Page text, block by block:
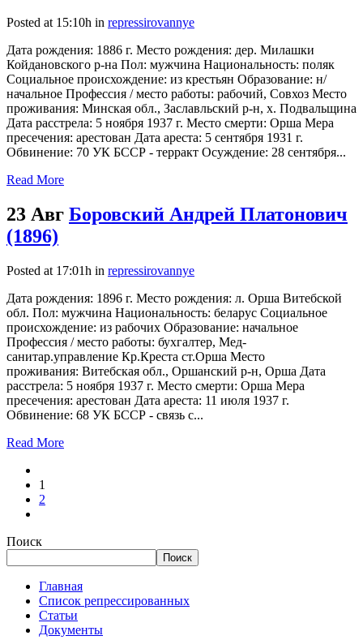
Posted at 15:10h in repressirovannye
Дата рождения: 1886 г. Место рождения: дер. Милашки
Койдановского р-на Пол: мужчина Национальность: поляк
Социальное происхождение: из крестьян Образование: н/
начальное Профессия / место работы: рабочий, Совхоз Место
проживания: Минская обл., Заславльский р-н, х. Подвальщина
Дата расстрела: 5 ноября 1937 г. Место смерти: Орша Мера
пресечения: арестован Дата ареста: 5 сентября 1931 г.
Обвинение: 70 УК БССР - терракт Осуждение: 28 сентября...
Read More
23 Авг Боровский Андрей Платонович
(1896)
Posted at 17:01h in repressirovannye
Дата рождения: 1896 г. Место рождения: л. Орша Витебской
обл. Пол: мужчина Национальность: беларус Социальное
происхождение: из рабочих Образование: начальное
Профессия / место работы: бухгалтер, Мед-
санитар.управление Кр.Креста ст.Орша Место
проживания: Витебская обл., Оршанский р-н, Орша Дата
расстрела: 5 ноября 1937 г. Место смерти: Орша Мера
пресечения: арестован Дата ареста: 11 июля 1937 г.
Обвинение: 68 УК БССР - связь с...
Read More
1
2
Поиск
Поиск
Главная
Список репрессированных
Статьи
Документы